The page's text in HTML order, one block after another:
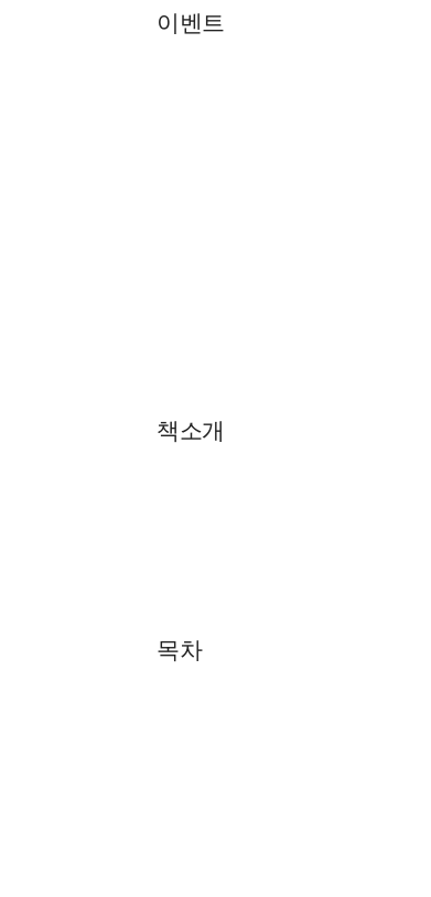
이벤트
책소개
목차